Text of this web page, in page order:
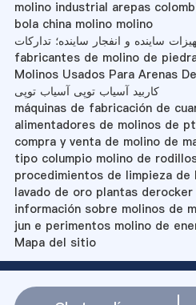
molino industrial arepas
bola china molino molino
ساینده و انفجار ساینده؛ تدارکات
fabricantes de molino de
Molinos Usados Para Arenas De
کاربید آسیاب توپی آسیاب توپی
máquinas de fabricación de
alimentadores de molinos de
compra y venta de molino de
tipo columpio molino de
procedimientos de limpieza
lavado de oro plantas
información sobre molinos de
jun e perimentos molino de
Mapa del sitio